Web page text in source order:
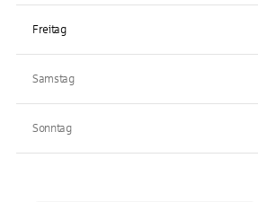
Freitag
Samstag
Sonntag